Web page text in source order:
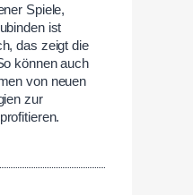
Spiele,
ist
das zeigt die
können auch
von neuen
zur